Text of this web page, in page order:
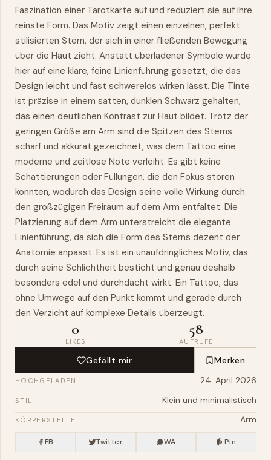
Faszination einer Tarotkarte auf und reduziert sie auf ihre
reinste Form. Das Motiv zeigt einen einzelnen, perfekt
stilisierten Stern, der sich in einer fließenden Bewegung
über die Haut zieht. Anstatt überladener Symbole wurde
hier auf eine klare, feine Linienführung gesetzt, die das
Design leicht und fast schwerelos wirken lässt. Die Tinte
ist präzise in einem satten, dunklen Schwarz gehalten,
das einen deutlichen Kontrast zur Haut bildet. Trotz der
geringen Größe am Arm sind die Spitzen des Sterns
scharf und akkurat gezeichnet, was dem Tattoo eine
moderne und zeitlose Note verleiht. Es gibt keine
Schattierungen oder Füllungen, die den Fokus stören
könnten, wodurch das Design seine volle Wirkung durch
den großzügigen Freiraum auf dem Arm entfaltet. Die
Platzierung auf dem Arm unterstreicht die elegante
Linienführung, da sich die Form des Sterns dezent der
Anatomie anpasst. Es ist ein unaufdringliches Motiv, das
durch seine Schlichtheit besticht und genau deshalb
besonders edel und durchdacht wirkt. Ein Tattoo, das
ohne Umwege auf den Punkt kommt und gerade durch
den Verzicht auf komplexe Details überzeugt.
0
LIKES
58
AUFRUFE
Gefällt mir Merken
HOCHGELADEN 24. April 2026
STIL Klein und minimalistisch
KÖRPERSTELLE Arm
FB Twitter WA Pin